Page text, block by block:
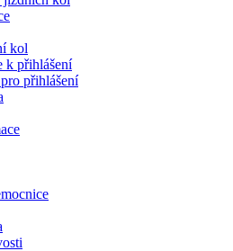
kol
k přihlášení
přihlášení